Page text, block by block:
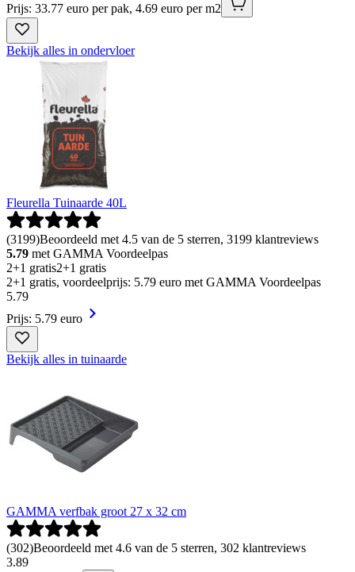
Prijs: 33.77 euro per pak, 4.69 euro per m2
Bekijk alles in ondervloer
Fleurella Tuinaarde 40L
(3199)Beoordeeld met 4.5 van de 5 sterren, 3199 klantreviews
5.79 met GAMMA Voordeelpas
2+1 gratis2+1 gratis
2+1 gratis, voordeelprijs: 5.79 euro met GAMMA Voordeelpas
5.79
Prijs: 5.79 euro
Bekijk alles in tuinaarde
GAMMA verfbak groot 27 x 32 cm
(302)Beoordeeld met 4.6 van de 5 sterren, 302 klantreviews
3.89